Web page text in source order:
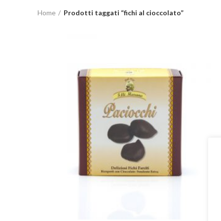
Home Prodotti taggati “fichi al cioccolato”